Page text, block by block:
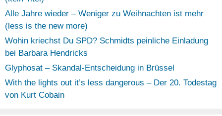
Alle Jahre wieder – Weniger zu Weihnachten ist mehr
(less is the new more)
Wohin kriechst Du SPD? Schmidts peinliche Einladung
bei Barbara Hendricks
Glyphosat – Skandal-Entscheidung in Brüssel
With the lights out it’s less dangerous – Der 20. Todestag
von Kurt Cobain